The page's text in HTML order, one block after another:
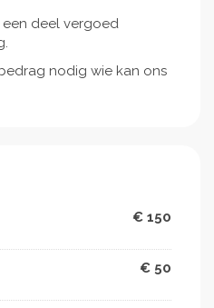
deel vergoed
nodig wie kan ons
€ 150
€ 50